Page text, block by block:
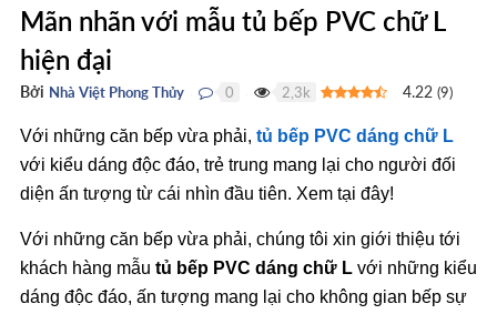
Mãn nhãn với mẫu tủ bếp PVC chữ L
hiện đại
Bởi Nhà Việt Phong Thủy 0 2,3k 4.22 (9)
Với những căn bếp vừa phải, tủ bếp PVC dáng chữ L
với kiểu dáng độc đáo, trẻ trung mang lại cho người đối
diện ấn tượng từ cái nhìn đầu tiên. Xem tại đây!
Với những căn bếp vừa phải, chúng tôi xin giới thiệu tới
khách hàng mẫu tủ bếp PVC dáng chữ Lvới những kiểu
dáng độc đáo, ấn tượng mang lại cho không gian bếp sự